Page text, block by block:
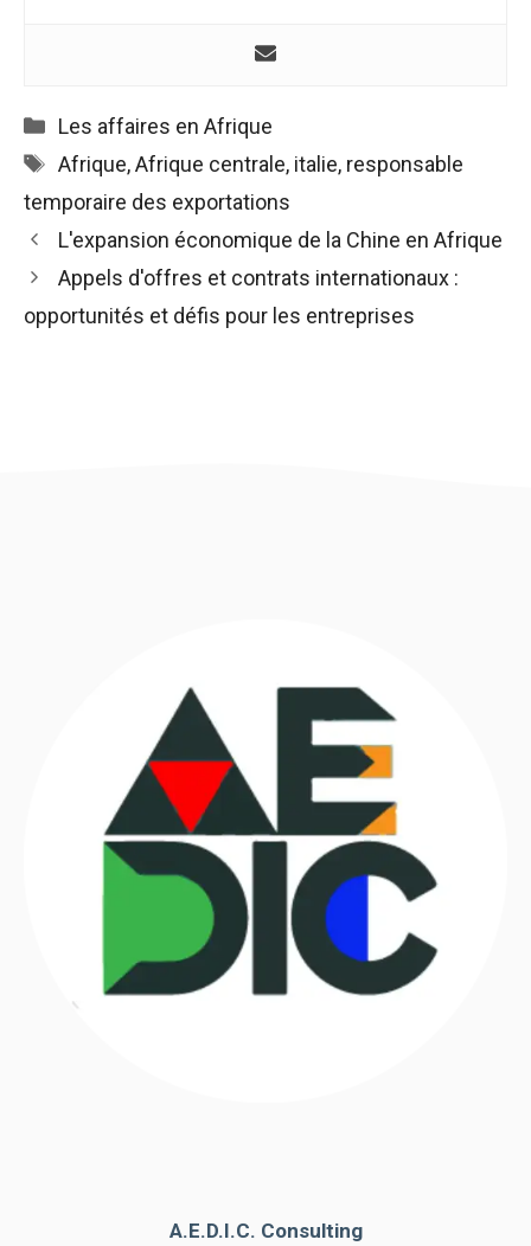
Catégories
Les affaires en Afrique
Étiquettes
Afrique,Afrique centrale, italie, responsable
temporaire des exportations
Navigation
des
L'expansion économique de la Chine en Afrique
Appels d'offres et contrats internationaux :
opportunités et défis pour les entreprises
A.E.D.I.C. Consulting